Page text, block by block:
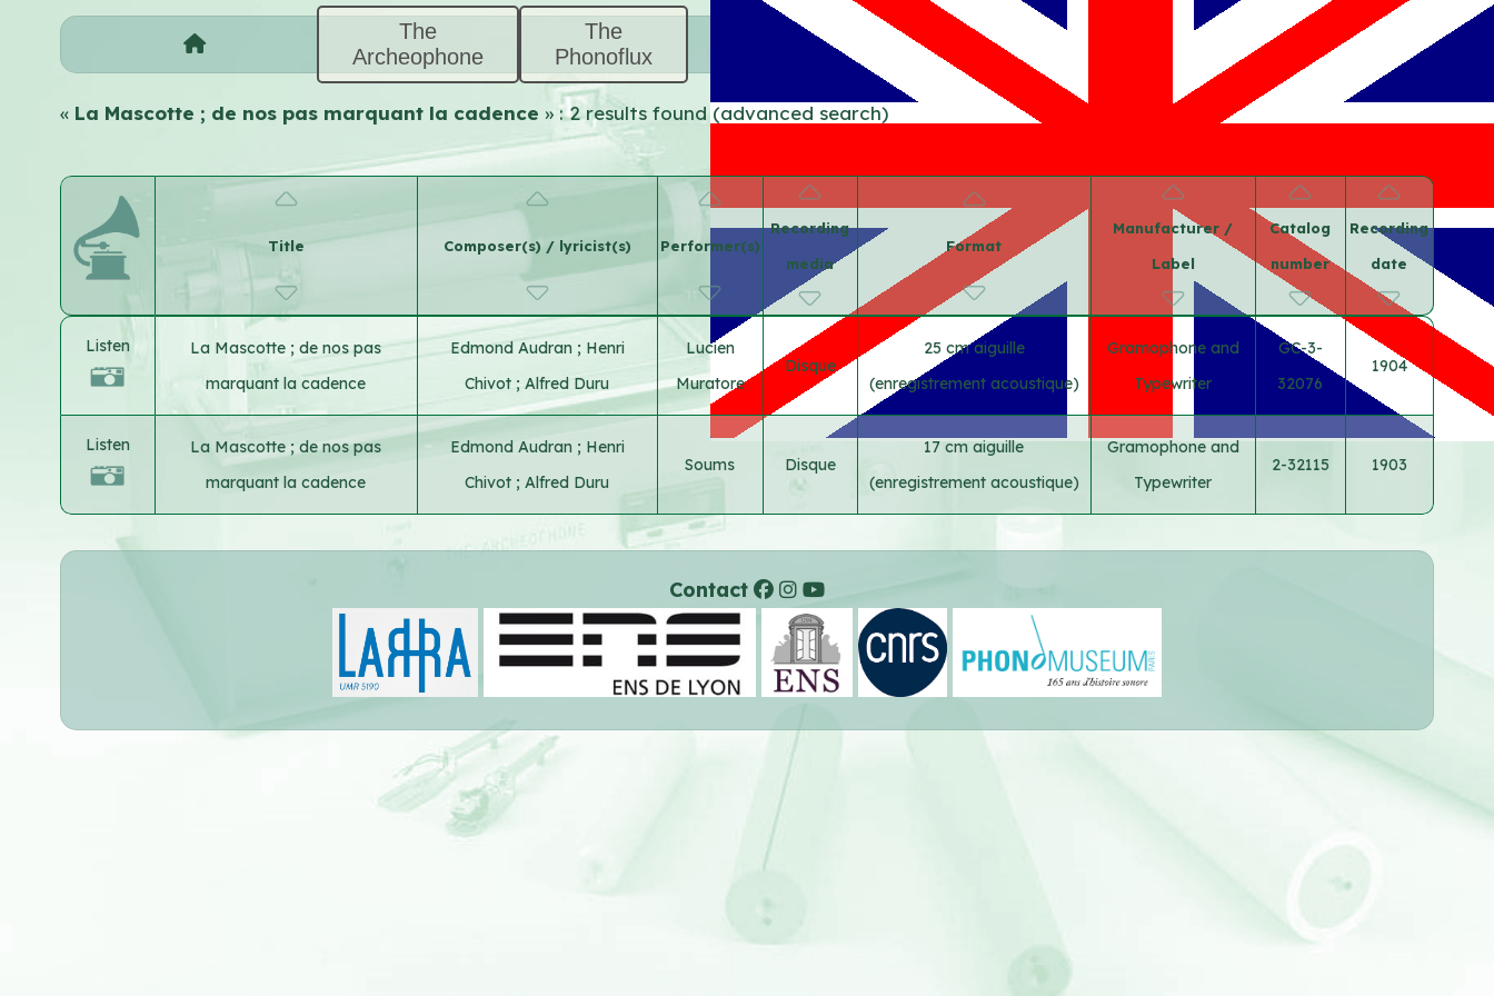
The
Archeophone
The
Phonoflux
«La Mascotte ; de nos pas marquant la cadence » : 2 results found (advanced search)
Title Composer(s) / lyricist(s) Performer(s)
Recording
media
Format
Manufacturer /
Label
Catalog
number
Recording
date
Listen
La Mascotte ; de nos pas
marquant la cadence
Edmond Audran ; Henri
Chivot ;Alfred Duru
Lucien
Muratore
Disque
25 cm aiguille
(enregistrement acoustique)
Gramophone and
Typewriter
GC-3-
32076
1904
Listen
La Mascotte ; de nos pas
marquant la cadence
Edmond Audran ; Henri
Chivot ;Alfred Duru
Soums Disque
17 cm aiguille
(enregistrement acoustique)
Gramophone and
Typewriter
2-32115 1903
Contact